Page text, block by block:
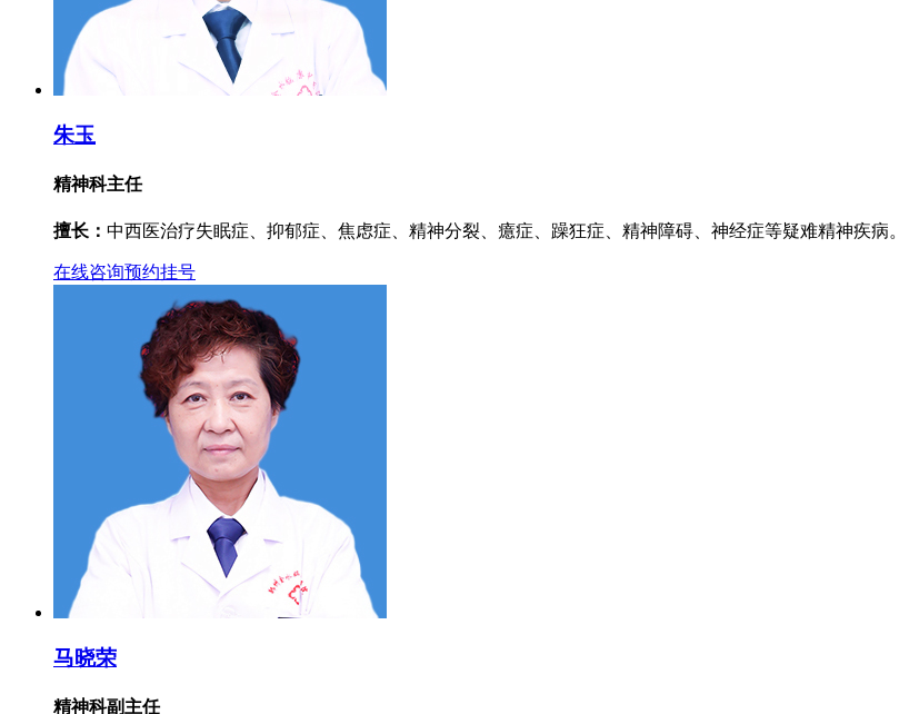
朱玉
精神科主任
擅长： 中西医治疗失眠症、抑郁症、焦虑症、精神分裂、癔症、躁狂症、精神障碍、神经症等疑难精神疾病。
在线咨询预约挂号
马晓荣
精神科副主任